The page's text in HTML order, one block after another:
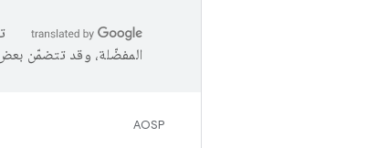
المفضّلة، وقد تتضمّن
AOSP